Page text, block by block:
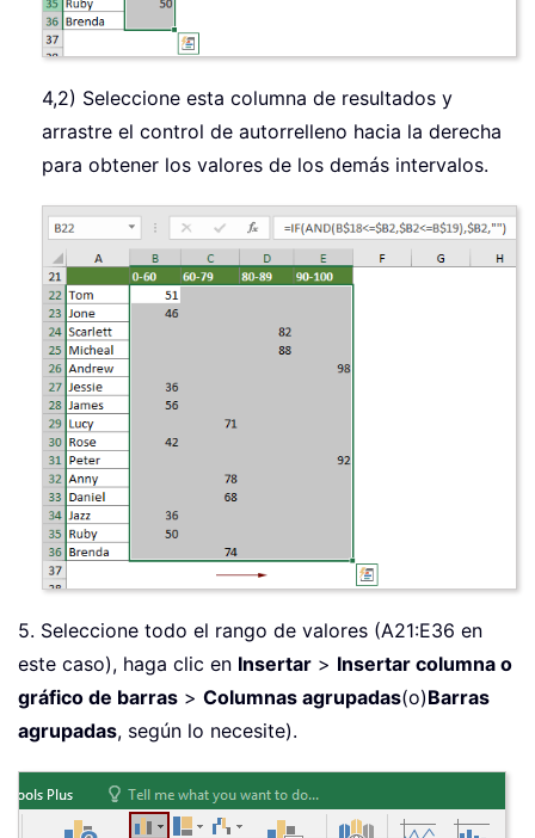
4,2) Seleccione esta columna de resultados y
arrastre el control de autorrelleno hacia la derecha
para obtener los valores de los demás intervalos.
5. Seleccione todo el rango de valores (A21:E36 en
este caso), haga clic en Insertar > Insertar columna o
gráfico de barras > Columnas agrupadas(o)Barras
agrupadas, según lo necesite).